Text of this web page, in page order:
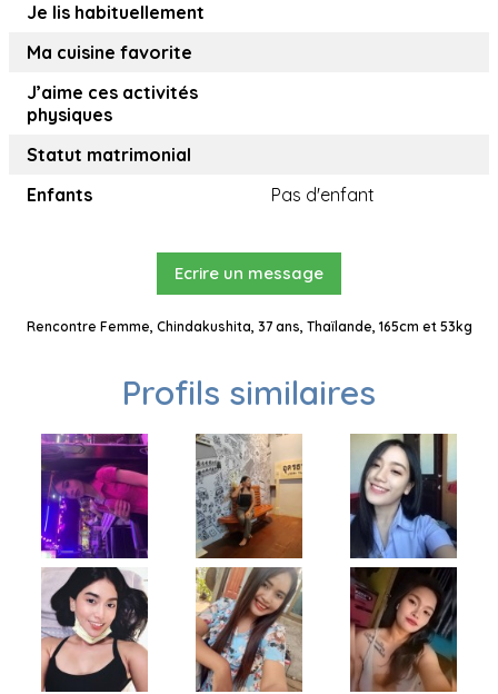
Je lis habituellement
Ma cuisine favorite
J’aime ces activités
physiques
Statut matrimonial
Enfants
Pas d'enfant
Ecrire un message
Rencontre Femme, Chindakushita, 37 ans, Thaïlande, 165cm et 53kg
Profils similaires